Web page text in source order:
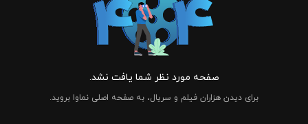
صفحه مورد نظر شما یافت نشد.
برای دیدن هزاران فیلم و سریال، به صفحه اصلی نماوا بروید.